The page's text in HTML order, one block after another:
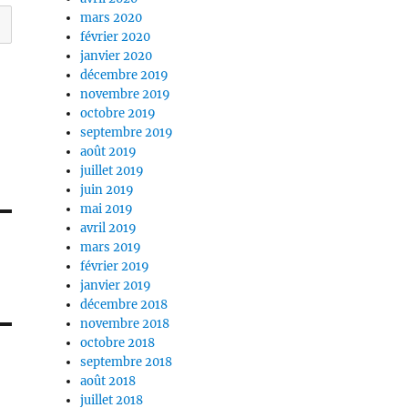
mars 2020
février 2020
janvier 2020
décembre 2019
novembre 2019
octobre 2019
septembre 2019
août 2019
juillet 2019
juin 2019
mai 2019
avril 2019
mars 2019
février 2019
janvier 2019
décembre 2018
novembre 2018
octobre 2018
septembre 2018
août 2018
juillet 2018